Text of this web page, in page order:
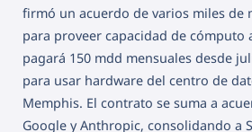
firmó un acuerdo de varios miles de
para proveer capacidad de cómputo
pagará 150 mdd mensuales desde
para usar hardware del centro de
Memphis. El contrato se suma a
Google y Anthropic, consolidando a